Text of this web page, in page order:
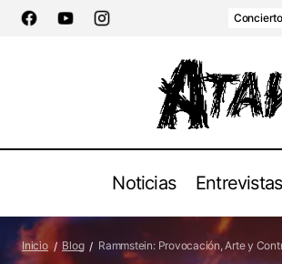
Noticias Entrevistas
Arhat lanza"Omniscient": Un viaje sonoro
a los orígenes de la humanidad a través
de la Epopeya de Gilgamesh
Inicio Blog Rammstein: Provocación, Arte y